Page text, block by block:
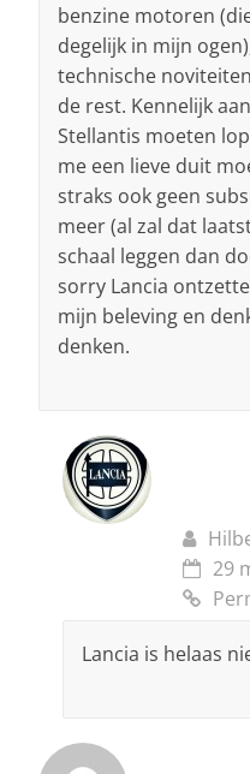
benzine motoren
degelijk in mijn
technische
de rest. Kennelijk
Stellantis moeten
me een lieve duit
straks ook geen
meer (al zal dat
schaal leggen dan
sorry Lancia
mijn beleving en
denken.
29
Lancia is helaas